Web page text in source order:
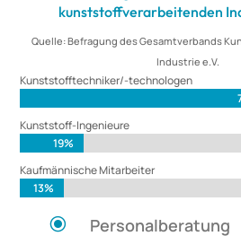
kunststoffverarbeitenden
Quelle: Befragung des Gesamtverbands
Industrie e.V.
Kunststofftechniker/-technologen
Kunststoff-Ingenieure
19%
19%
Kaufmännische Mitarbeiter
13%
13%
\
Personalberatung